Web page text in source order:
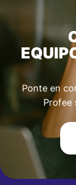
Ponte en
Profee